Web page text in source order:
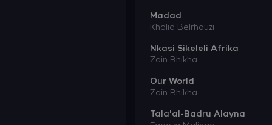
Madad
Khalid Belrhouzi
Nkasi Sikeleli Afrika
Zain Bhikha
Our World
Zain Bhikha
Tala'al-Badru Alayna